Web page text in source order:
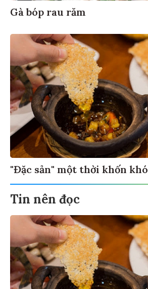
Gà bóp rau răm
"Đặc sản" một thời khốn khó
Tin nên đọc